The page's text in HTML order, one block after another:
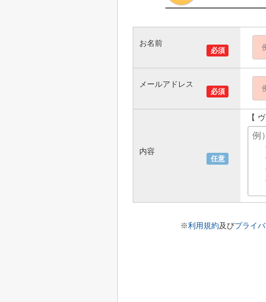
必須
お名前
必須
メールアドレス
任意
内容
【
※利用規約及びプライ